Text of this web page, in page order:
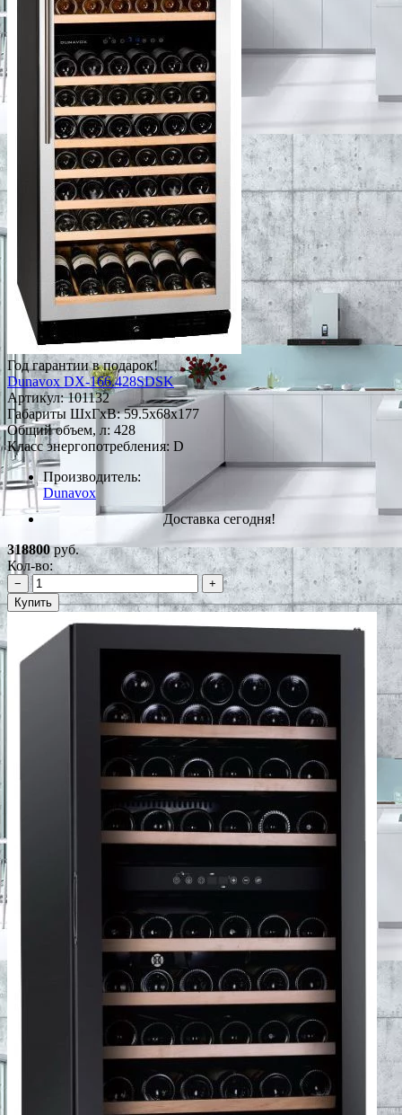
Год гарантии в подарок!
Dunavox DX-166.428SDSK
Артикул:101132
Габариты ШxГxВ: 59.5x68x177
Общий объем, л: 428
Класс энергопотребления: D
Производитель:
Dunavox
Доставка сегодня!
318800руб.
Кол-во:
−
+
Купить